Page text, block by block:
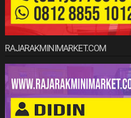
RAJARAKMINIMARKET.COM